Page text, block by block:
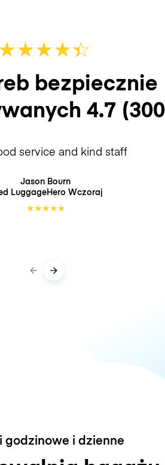
★★★☆
★
bezpiecznie
4.7
service and kind staff
Jason Bourn
LuggageHero Wczoraj
★★★★★
godzinowe i dzienne